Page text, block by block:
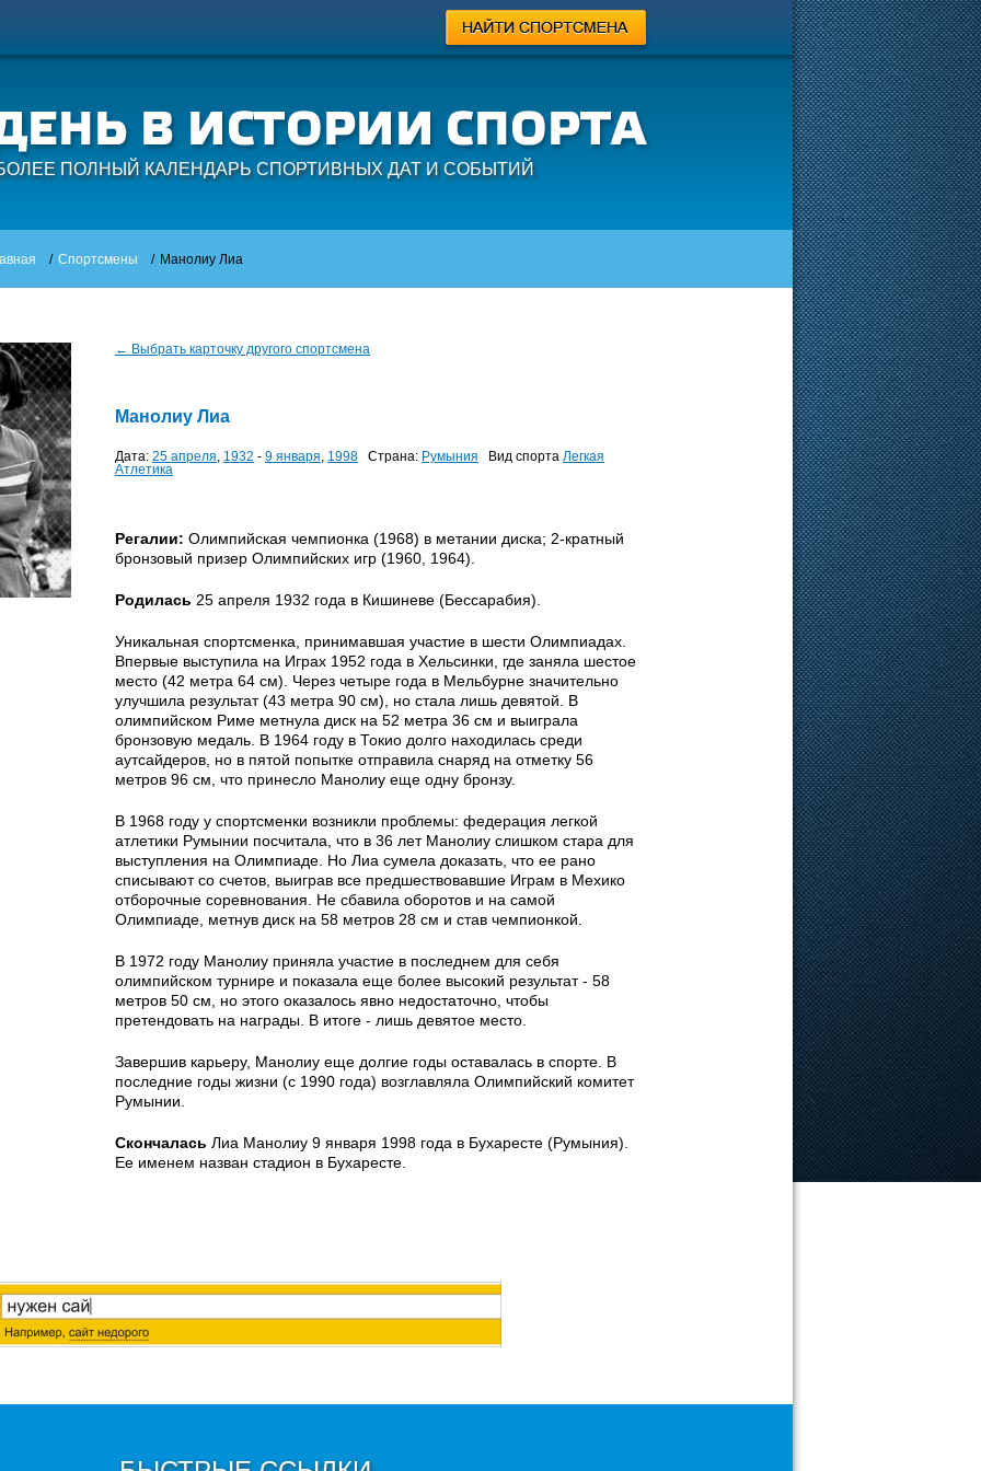
ПОЛНЫЙ КАЛЕНДАРЬ СПОРТИВНЫХ ДАТ И СОБЫТИЙ
/ Спортсмены / Манолиу Лиа
← Выбрать карточку другого спортсмена
Манолиу Лиа
Дата: 25 апреля, 1932 - 9 января, 1998 Страна: Румыния Вид спорта Легкая
Атлетика
Регалии: Олимпийская чемпионка (1968) в метании диска; 2-кратный
бронзовый призер Олимпийских игр (1960, 1964).
Родилась 25 апреля 1932 года в Кишиневе (Бессарабия).
Уникальная спортсменка, принимавшая участие в шести Олимпиадах.
Впервые выступила на Играх 1952 года в Хельсинки, где заняла шестое
место (42 метра 64 см). Через четыре года в Мельбурне значительно
улучшила результат (43 метра 90 см), но стала лишь девятой. В
олимпийском Риме метнула диск на 52 метра 36 см и выиграла
бронзовую медаль. В 1964 году в Токио долго находилась среди
аутсайдеров, но в пятой попытке отправила снаряд на отметку 56
метров 96 см, что принесло Манолиу еще одну бронзу.
В 1968 году у спортсменки возникли проблемы: федерация легкой
атлетики Румынии посчитала, что в 36 лет Манолиу слишком стара для
выступления на Олимпиаде. Но Лиа сумела доказать, что ее рано
списывают со счетов, выиграв все предшествовавшие Играм в Мехико
отборочные соревнования. Не сбавила оборотов и на самой
Олимпиаде, метнув диск на 58 метров 28 см и став чемпионкой.
В 1972 году Манолиу приняла участие в последнем для себя
олимпийском турнире и показала еще более высокий результат - 58
метров 50 см, но этого оказалось явно недостаточно, чтобы
претендовать на награды. В итоге - лишь девятое место.
Завершив карьеру, Манолиу еще долгие годы оставалась в спорте. В
последние годы жизни (с 1990 года) возглавляла Олимпийский комитет
Румынии.
Скончалась Лиа Манолиу 9 января 1998 года в Бухаресте (Румыния).
Ее именем назван стадион в Бухаресте.